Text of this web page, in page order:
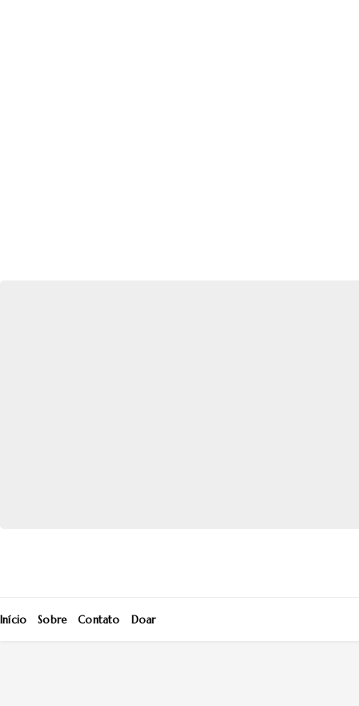
Início Sobre Contato Doar